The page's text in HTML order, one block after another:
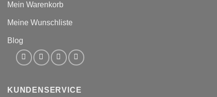
Mein Warenkorb
Meine Wunschliste
Blog
KUNDENSERVICE